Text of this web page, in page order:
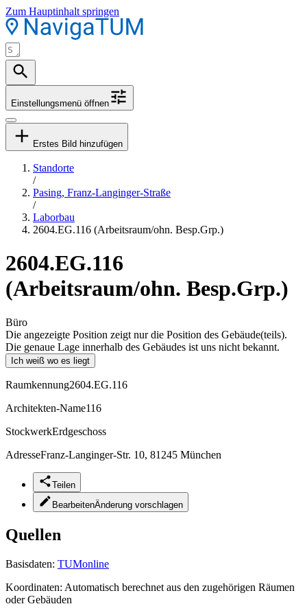
Zum Hauptinhalt springen
Einstellungsmenü öffnen
Erstes Bild hinzufügen
Standorte
/
Pasing, Franz-Langinger-Straße
/
Laborbau
2604.EG.116 (Arbeitsraum/ohn. Besp.Grp.)
2604.EG.116
(Arbeitsraum/ohn. Besp.Grp.)
Büro
Die angezeigte Position zeigt nur die Position des Gebäude(teils).
Die genaue Lage innerhalb des Gebäudes ist uns nicht bekannt.
Ich weiß wo es liegt
Raumkennung2604.EG.116
Architekten-Name116
StockwerkErdgeschoss
AdresseFranz-Langinger-Str. 10, 81245 München
Teilen
BearbeitenÄnderung vorschlagen
Quellen
Basisdaten: TUMonline
Koordinaten: Automatisch berechnet aus den zugehörigen Räumen
oder Gebäuden